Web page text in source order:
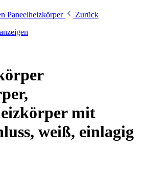
Paneelheizkörper
Zurück
mit
weiß, einlagig